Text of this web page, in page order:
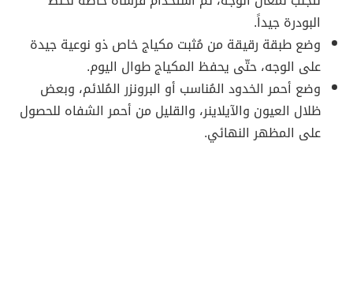
البودرة جيداً.
وضع طبقة رقيقة من مُثبت مكياج خاص ذو نوعية جيدة
على الوجه، حتّى يحفظ المكياج طوال اليوم.
وضع أحمر الخدود المُناسب أو البرونزر المُلائم، وبعض
ظلال العيون والآيلاينر، والقليل من أحمر الشفاه للحصول
على المظهر النهائي.